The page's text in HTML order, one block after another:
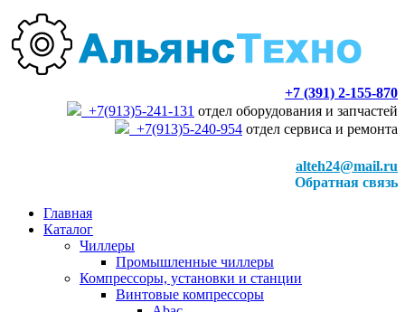
+7 (391) 2-155-870
+7(913)5-241-131 отдел оборудования и запчастей
+7(913)5-240-954 отдел сервиса и ремонта
alteh24@mail.ru
Обратная связь
Главная
Каталог
Чиллеры
Промышленные чиллеры
Компрессоры, установки и станции
Винтовые компрессоры